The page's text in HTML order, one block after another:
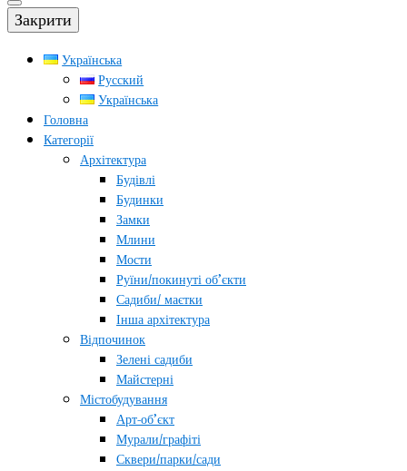
Закрити
Українська
Русский
Українська
Головна
Категорії
Архітектура
Будівлі
Будинки
Замки
Млини
Мости
Руїни/покинуті об’єкти
Садиби/ маєтки
Інша архітектура
Відпочинок
Зелені садиби
Майстерні
Містобудування
Арт-об’єкт
Мурали/графіті
Сквери/парки/сади